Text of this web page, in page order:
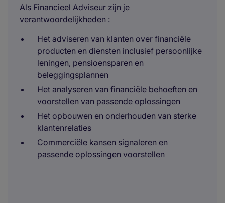
Als Financieel Adviseur zijn je
verantwoordelijkheden :
Het adviseren van klanten over financiële
producten en diensten inclusief persoonlijke
leningen, pensioensparen en
beleggingsplannen
Het analyseren van financiële behoeften en
voorstellen van passende oplossingen
Het opbouwen en onderhouden van sterke
klantenrelaties
Commerciële kansen signaleren en
passende oplossingen voorstellen